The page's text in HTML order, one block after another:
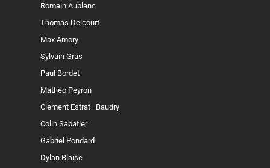
Romain Aublanc
Thomas Delcourt
Max Amory
Sylvain Gras
Paul Bordet
Mathéo Peyron
Clément Estrat–Baudry
Colin Sabatier
Gabriel Pondard
Dylan Blaise